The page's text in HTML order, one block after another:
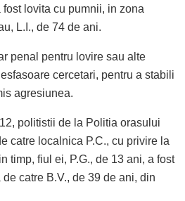
lovita cu pumnii, in zona
L.I., de 74 de ani.
penal pentru lovire sau alte
cercetari, pentru a stabili
agresiunea.
politistii de la Politia orasului
catre localnica P.C., cu privire la
timp, fiul ei, P.G., de 13 ani, a fost
catre B.V., de 39 de ani, din